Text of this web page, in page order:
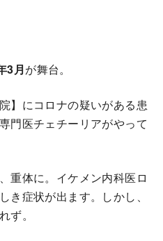
3月が舞台。
】にコロナの疑いがある患
門医チェチーリアがやって
重体に。イケメン内科医ロ
き症状が出ます。しかし、
ず。